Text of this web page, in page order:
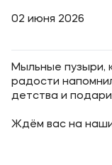
Карьера
02 июня 2026
Мыльные пузыри,
радости
детства и
Ждём вас на